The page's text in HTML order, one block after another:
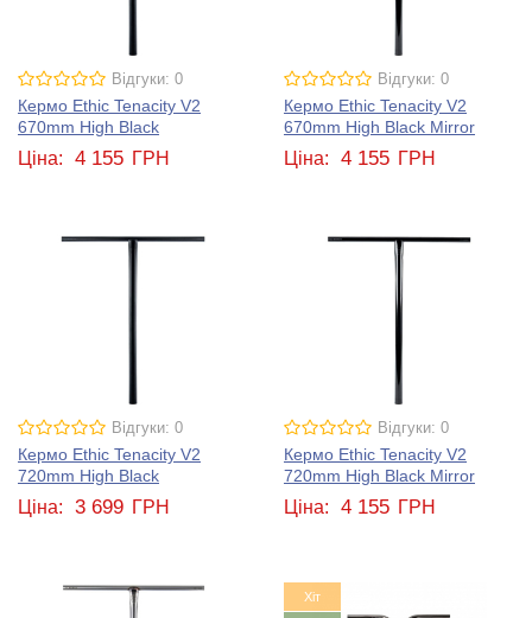
Відгуки: 0
Кермо Ethic Tenacity V2
670mm High Black
Ціна: 4 155 ГРН
Відгуки: 0
Кермо Ethic Tenacity V2
670mm High Black Mirror
Ціна: 4 155 ГРН
Відгуки: 0
Кермо Ethic Tenacity V2
720mm High Black
Ціна: 3 699 ГРН
Відгуки: 0
Кермо Ethic Tenacity V2
720mm High Black Mirror
Ціна: 4 155 ГРН
Хіт